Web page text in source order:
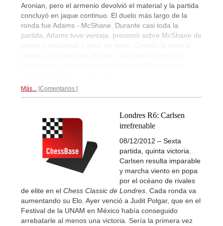
Aronian, pero el armenio devolvió el material y la partida
concluyó en jaque continuo. El duelo más largo de la
ronda fue Adams - McShane. Durante casi toda la
partida, Adams tuvo ventaja, presionó sobre McShane de
manera posicional y ganó un peón. Cuando la victoria
Más... Comentarios
Londres R6: Carlsen
irrefrenable
08/12/2012 – Sexta
partida, quinta victoria.
Carlsen resulta imparable
y marcha viento en popa
por el océano de rivales
de elite en el Chess Classic de Londres . Cada ronda va
aumentando su Elo. Ayer venció a Judit Polgar, que en el
Festival de la UNAM en México había conseguido
arrebatarle al menos una victoria. Sería la primera vez